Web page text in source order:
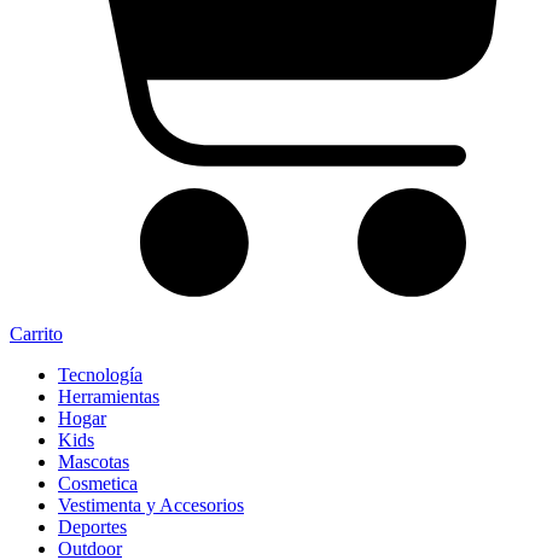
Carrito
Tecnología
Herramientas
Hogar
Kids
Mascotas
Cosmetica
Vestimenta y Accesorios
Deportes
Outdoor